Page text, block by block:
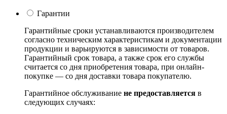
Гарантии
Гарантийные сроки устанавливаются производителем
согласно техническим характеристикам и документации
продукции и варьируются в зависимости от товаров.
Гарантийный срок товара, а также срок его службы
считается со дня приобретения товара, при онлайн-
покупке — со дня доставки товара покупателю.
Гарантийное обслуживание не предоставляется в
следующих случаях: